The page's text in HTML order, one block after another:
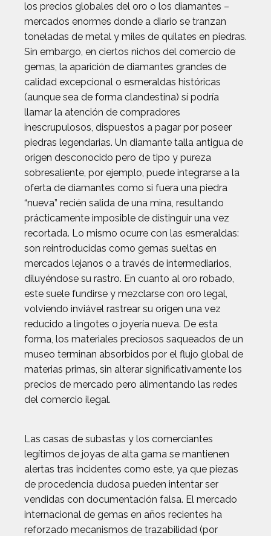
los precios globales del oro o los diamantes –
mercados enormes donde a diario se tranzan
toneladas de metal y miles de quilates en piedras.
Sin embargo, en ciertos nichos del comercio de
gemas, la aparición de diamantes grandes de
calidad excepcional o esmeraldas históricas
(aunque sea de forma clandestina) sí podría
llamar la atención de compradores
inescrupulosos, dispuestos a pagar por poseer
piedras legendarias. Un diamante talla antigua de
origen desconocido pero de tipo y pureza
sobresaliente, por ejemplo, puede integrarse a la
oferta de diamantes como si fuera una piedra
“nueva” recién salida de una mina, resultando
prácticamente imposible de distinguir una vez
recortada. Lo mismo ocurre con las esmeraldas:
son reintroducidas como gemas sueltas en
mercados lejanos o a través de intermediarios,
diluyéndose su rastro. En cuanto al oro robado,
este suele fundirse y mezclarse con oro legal,
volviendo inviável rastrear su origen una vez
reducido a lingotes o joyería nueva. De esta
forma, los materiales preciosos saqueados de un
museo terminan absorbidos por el flujo global de
materias primas, sin alterar significativamente los
precios de mercado pero alimentando las redes
del comercio ilegal.
Las casas de subastas y los comerciantes
legítimos de joyas de alta gama se mantienen
alertas tras incidentes como este, ya que piezas
de procedencia dudosa pueden intentar ser
vendidas con documentación falsa. El mercado
internacional de gemas en años recientes ha
reforzado mecanismos de trazabilidad (por